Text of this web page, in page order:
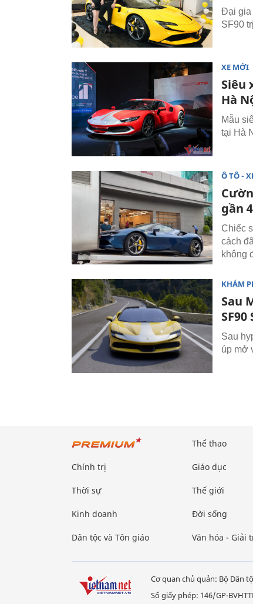
Đại gia
SF90
XE MỚI
Siêu
Hà
Mẫu
tại Hà
Ô TÔ -
gần
Chiếc
cách
không
KHÁM
Sau
Sau
úp mở
Chính trị
Thời sự
Kinh doanh
Dân tộc và Tôn giáo
Thể thao
Giáo dục
Thế giới
Đời sống
Văn hóa - Giải
Cơ quan chủ quản: Bộ Dân
Số giấy phép: 146/GP-